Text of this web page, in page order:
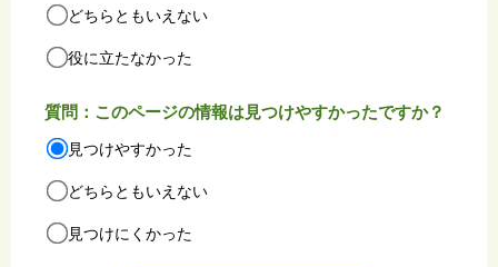
どちらともいえない
役に立たなかった
質問：このページの情報は見つけやすかったですか？
見つけやすかった
どちらともいえない
見つけにくかった